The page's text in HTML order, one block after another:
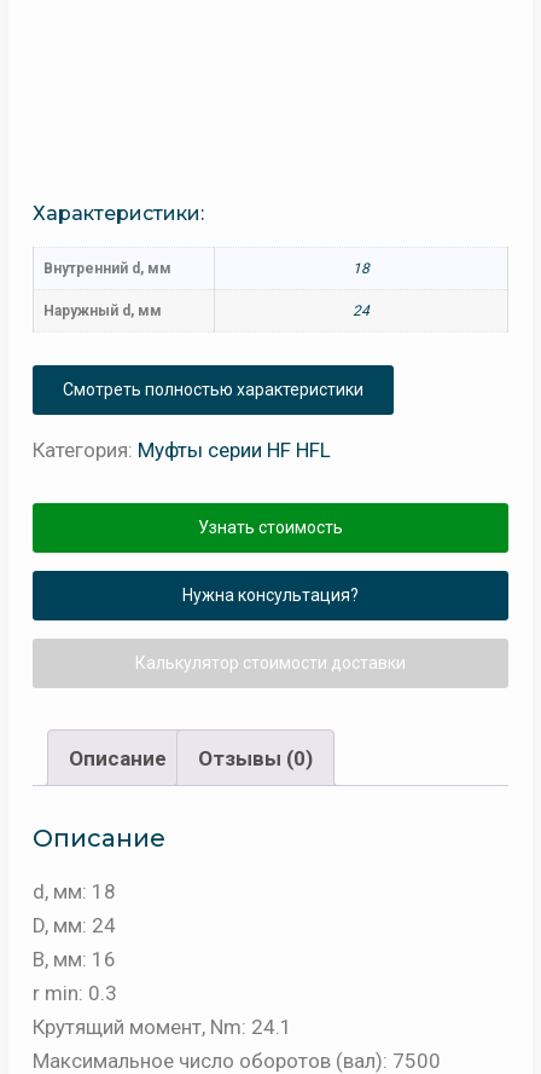
Характеристики:
Внутренний d, мм 18
Наружный d, мм 24
Смотреть полностью характеристики
Категория: Муфты серии HF HFL
Узнать стоимость
Нужна консультация?
Калькулятор стоимости доставки
Описание Отзывы (0)
Описание
d, мм: 18
D, мм: 24
B, мм: 16
r min: 0.3
Крутящий момент, Nm: 24.1
Максимальное число оборотов (вал): 7500